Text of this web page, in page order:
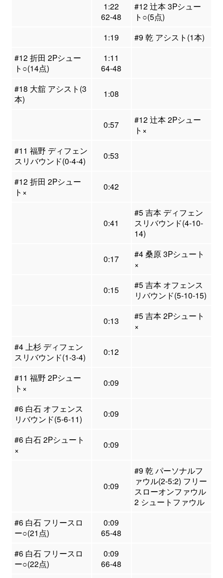
1:22
62-48
#12 辻本 3Pシュー
ト○(5点)
1:19
#9 乾 アシスト(1本)
#12 折田 2Pシュー
ト○(14点)
1:11
64-48
#18 大舘 アシスト(3
本)
1:08
0:57
#12 辻本 2Pシュー
ト×
#11 福野 ディフェン
スリバウンド(0-4-4)
0:53
#12 折田 2Pシュー
ト×
0:42
0:41
#5 吉本 ディフェン
スリバウンド(4-10-
14)
0:17
#4 桑原 3Pシュート
×
0:15
#5 吉本 オフェンス
リバウンド(5-10-15)
0:13
#5 吉本 2Pシュート
×
#4 上杉 ディフェン
スリバウンド(1-3-4)
0:12
#11 福野 2Pシュー
ト×
0:09
#6 白石 オフェンス
リバウンド(5-6-11)
0:09
#6 白石 2Pシュート
×
0:09
0:09
#9 乾 パーソナルフ
ァウル(2-5:2) フリー
スローオンファウル
2 シュートファウル
#6 白石 フリースロ
ー○(21点)
0:09
65-48
#6 白石 フリースロ
ー○(22点)
0:09
66-48